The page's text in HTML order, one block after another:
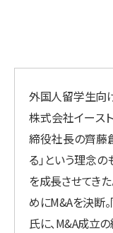
外国人留学生向
株式会社イース
締役社長の齊藤
る」という理念
を成長させてき
めにM&Aを決断
氏に、M&A成立